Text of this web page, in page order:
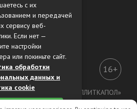
16+
интернет-журнала «ПЛИТКАПОЛ»
только с предварительного согласия
с их
и передачей
сервису веб-
Если нет —
настройки
или покиньте сайт.
обработки
данных и
cookie